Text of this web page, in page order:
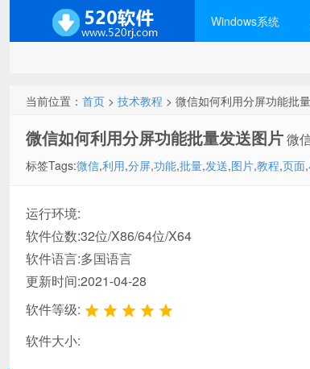
Windows系统
当前位置： 首页 > 技术教程 > 微信如何利用分屏功能批
微信如何利用分屏功能批量发送图片微
标签Tags:微信,利用,分屏,功能,批量,发送,图片,教程,页面,
运行环境:
软件位数:32位/X86/64位/X64
软件语言:多国语言
更新时间:2021-04-28
软件等级:
软件大小: